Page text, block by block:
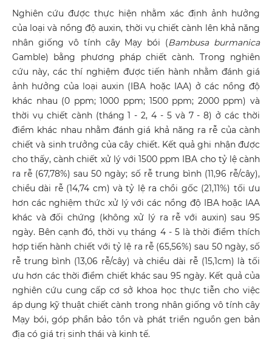
Nghiên cứu được thực hiện nhằm xác định ảnh hưởng
của loại và nồng độ auxin, thời vụ chiết cành lên khả năng
nhân giống vô tính cây Mạy bói (Bambusa burmanica
Gamble) bằng phương pháp chiết cành. Trong nghiên
cứu này, các thí nghiệm được tiến hành nhằm đánh giá
ảnh hưởng của loại auxin (IBA hoặc IAA) ở các nồng độ
khác nhau (0 ppm; 1000 ppm; 1500 ppm; 2000 ppm) và
thời vụ chiết cành (tháng 1 - 2, 4 - 5 và 7 - 8) ở các thời
điểm khác nhau nhằm đánh giá khả năng ra rễ của cành
chiết và sinh trưởng của cây chiết. Kết quả ghi nhận được
cho thấy, cành chiết xử lý với 1500 ppm IBA cho tỷ lệ cành
ra rễ (67,78%) sau 50 ngày; số rễ trung bình (11,96 rễ/cây),
chiều dài rễ (14,74 cm) và tỷ lệ ra chồi gốc (21,11%) tối ưu
hơn các nghiệm thức xử lý với các nồng độ IBA hoặc IAA
khác và đối chứng (không xử lý ra rễ với auxin) sau 95
ngày. Bên cạnh đó, thời vụ tháng 4 - 5 là thời điểm thích
hợp tiến hành chiết với tỷ lệ ra rễ (65,56%) sau 50 ngày, số
rễ trung bình (13,06 rễ/cây) và chiều dài rễ (15,1cm) là tối
ưu hơn các thời điểm chiết khác sau 95 ngày. Kết quả của
nghiên cứu cung cấp cơ sở khoa học thực tiễn cho việc
áp dụng kỹ thuật chiết cành trong nhân giống vô tính cây
Mạy bói, góp phần bảo tồn và phát triển nguồn gen bản
địa có giá trị sinh thái và kinh tế.